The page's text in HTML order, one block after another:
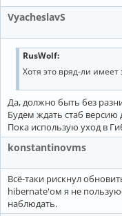
VyacheslavS
RusWolf:
Хотя это вряд-ли
Да, должно быть без
Будем ждать стаб версию
Пока использую уход в
konstantinovms
Всё-таки рискнул
hibernate'ом я не
наблюдать.